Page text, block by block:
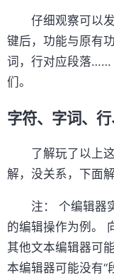
仔细观察可以发
键后，功能与原有
词，行对应段落……
们。
字符、字词、
了解玩了以上这
解，没关系，下面
注： 个编辑器实
的编辑操作为例。
其他文本编辑器可
本编辑器可能没有“